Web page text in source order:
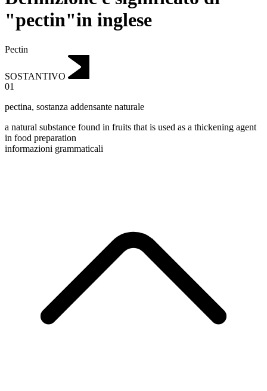
"pectin"in inglese
Pectin
SOSTANTIVO
01
pectina, sostanza addensante naturale
a natural substance found in fruits that is used as a thickening agent
in food preparation
informazioni grammaticali